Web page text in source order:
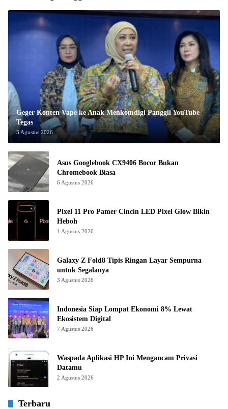
Geger Konten Vape ke Anak Menkomdigi Panggil YouTube
Tegas
3 Agustus 2026
Asus Googlebook CX9406 Bocor Bukan
Chromebook Biasa
6 Agustus 2026
Pixel 11 Pro Pamer Cincin LED Pixel Glow Bikin
Heboh
1 Agustus 2026
Galaxy Z Fold8 Tipis Ringan Layar Sempurna
untuk Segalanya
3 Agustus 2026
Indonesia Siap Lompat Ekonomi 8% Lewat
Ekosistem Digital
7 Agustus 2026
Waspada Aplikasi HP Ini Mengancam Privasi
Datamu
2 Agustus 2026
Terbaru